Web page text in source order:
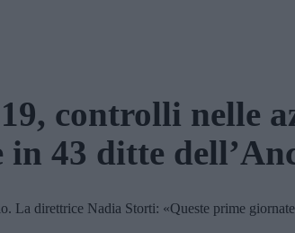
controlli nelle
43 ditte
direttrice Nadia Storti: «Queste prime